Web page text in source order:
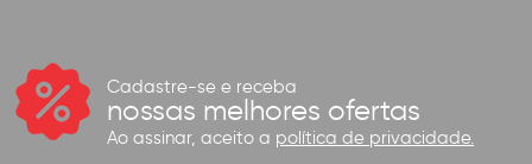
Cadastre-se e receba
nossas melhores ofertas
Ao assinar, aceito a política de privacidade.